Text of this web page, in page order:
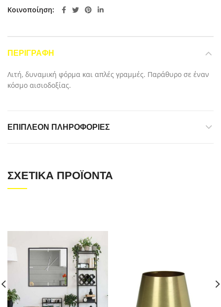
Κοινοποίηση
ΠΕΡΙΓΡΑΦΉ
Λιτή, δυναμική φόρμα και απλές γραμμές. Παράθυρο σε έναν
κόσμο αισιοδοξίας.
ΕΠΙΠΛΈΟΝ ΠΛΗΡΟΦΟΡΊΕΣ
ΣΧΕΤΙΚΆ ΠΡΟΪΌΝΤΑ